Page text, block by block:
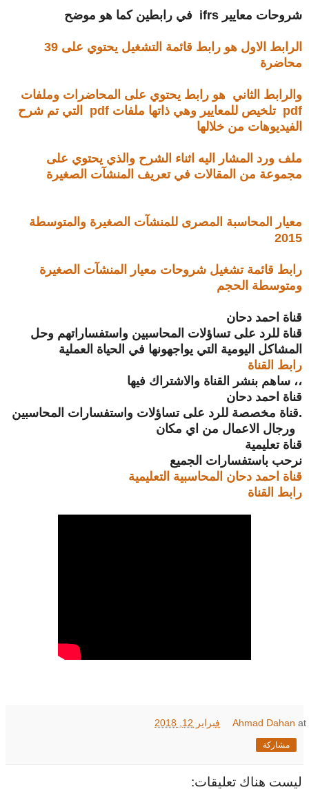
شروحات معايير ifrs في رابطين كما هو موضح
الرابط الاول هو رابط قائمة التشغيل يحتوي على 39
محاضرة
والرابط الثاني هو رابط يحتوي على المحاضرات وملفات
pdf تلخيص للمعايير وهي ذاتها ملفات pdf التي تم شرح
الفيديوهات من خلالها
ملف ورد المشار اليه اثناء الشرح والذي يحتوي على
مجموعة من المقالات في تعريف المنشآت الصغيرة
معيار المحاسبة المصرى للمنشآت الصغيرة والمتوسطة
2015
رابط قائمة تشغيل شروحات معيار المنشآت الصغيرة
ومتوسطة الحجم
قناة احمد دحان
قناة للرد على تساؤلات المحاسبين واستفساراتهم وحل
المشاكل اليومية التي يواجهونها في الحياة العملية
رابط القناة
،، ساهم بنشر القناة والاشتراك فيها
قناة احمد دحان
.قناة مخصصة للرد على تساؤلات واستفسارات المحاسبين
ورجال الاعمال من اي مكان
قناة تعليمية
نرحب باستفسارات الجميع
قناة احمد دحان المحاسبية التعليمية
رابط القناة
Ahmad Dahan at فبراير 12, 2018
مشاركة
ليست هناك تعليقات: